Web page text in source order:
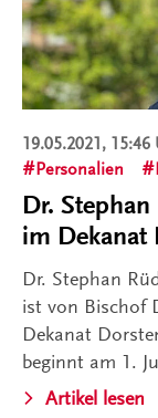
19.05.2021, 15:46
Personalien
Dr.
im Dekanat
Dr. Stephan
ist von Bischof
Dekanat
beginnt am 1.
Artikel lesen